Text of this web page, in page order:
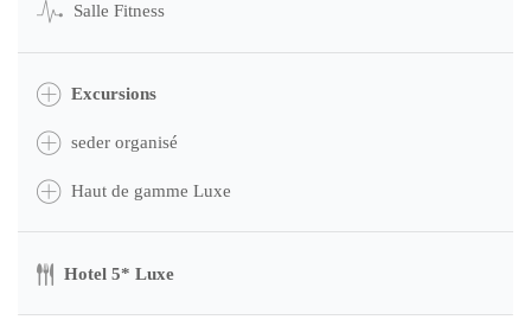
Salle Fitness
Excursions
seder organisé
Haut de gamme Luxe
Hotel 5* Luxe